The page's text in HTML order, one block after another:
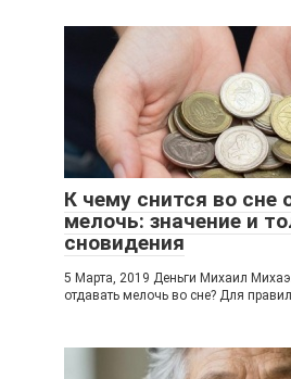
К чему снится во сне
мелочь: значение и
сновидения
5 Марта, 2019 Деньги Михаил
отдавать мелочь во сне? Для